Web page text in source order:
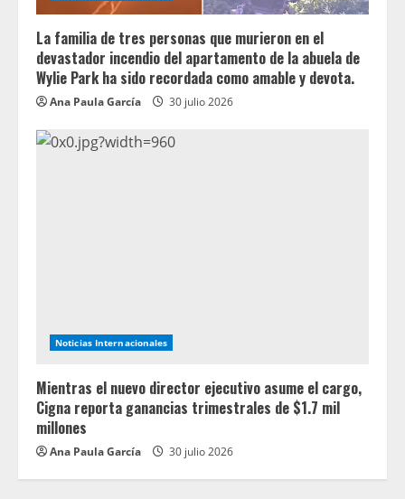
La familia de tres personas que murieron en el
devastador incendio del apartamento de la abuela de
Wylie Park ha sido recordada como amable y devota.
Ana Paula García 30 julio 2026
Noticias Internacionales
Mientras el nuevo director ejecutivo asume el cargo,
Cigna reporta ganancias trimestrales de $1.7 mil
millones
Ana Paula García 30 julio 2026